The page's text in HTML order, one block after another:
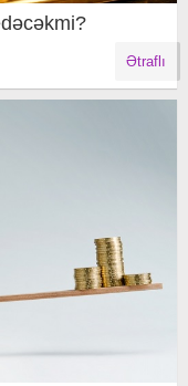
Ətraflı